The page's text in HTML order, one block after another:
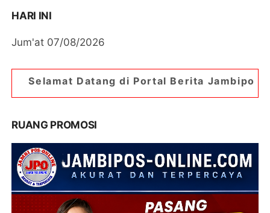
HARI INI
Jum'at 07/08/2026
di Portal Berita Jambipos Online. Portal
RUANG PROMOSI